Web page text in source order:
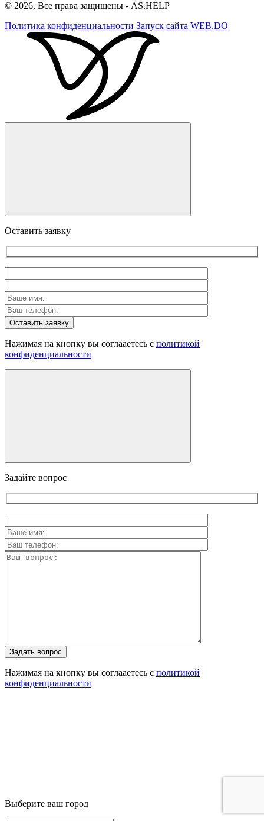
© 2026, Все права защищены - AS.HELP
Политика конфиденциальности Запуск сайта WEB.DO
Оставить заявку
Оставить заявку
Нажимая на кнопку вы соглааетесь с политикой
конфиденциальности
Задайте вопрос
Задать вопрос
Нажимая на кнопку вы соглааетесь с политикой
конфиденциальности
Выберите ваш город